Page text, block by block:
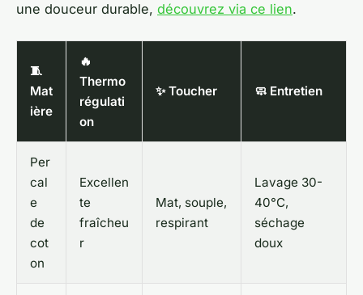
une douceur durable, découvrez via ce lien.
🧵
Mat
ière
🔥
Thermo
régulati
on
✨ Toucher 🧼 Entretien
Per
cal
e
de
cot
on
Excellen
te
fraîcheu
r
Mat, souple,
respirant
Lavage 30-
40°C,
séchage
doux